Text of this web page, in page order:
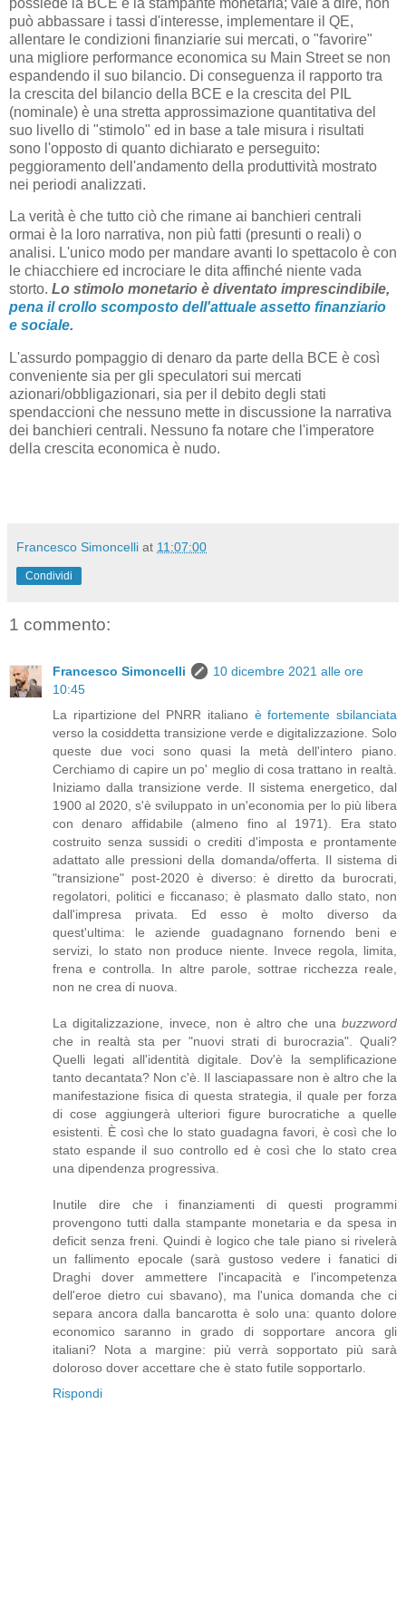
può abbassare i tassi d'interesse, implementare il QE,
allentare le condizioni finanziarie sui mercati, o "favorire"
una migliore performance economica su Main Street se non
espandendo il suo bilancio. Di conseguenza il rapporto tra
la crescita del bilancio della BCE e la crescita del PIL
(nominale) è una stretta approssimazione quantitativa del
suo livello di "stimolo" ed in base a tale misura i risultati
sono l'opposto di quanto dichiarato e perseguito:
peggioramento dell'andamento della produttività mostrato
nei periodi analizzati.
La verità è che tutto ciò che rimane ai banchieri centrali
ormai è la loro narrativa, non più fatti (presunti o reali) o
analisi. L'unico modo per mandare avanti lo spettacolo è con
le chiacchiere ed incrociare le dita affinché niente vada
storto. Lo stimolo monetario è diventato imprescindibile,
pena il crollo scomposto dell'attuale assetto finanziario
e sociale.
L'assurdo pompaggio di denaro da parte della BCE è così
conveniente sia per gli speculatori sui mercati
azionari/obbligazionari, sia per il debito degli stati
spendaccioni che nessuno mette in discussione la narrativa
dei banchieri centrali. Nessuno fa notare che l'imperatore
della crescita economica è nudo.
Francesco Simoncelli at 11:07:00
Condividi
1 commento:
Francesco Simoncelli
10 dicembre 2021 alle ore
10:45
La ripartizione del PNRR italiano è fortemente sbilanciata
verso la cosiddetta transizione verde e digitalizzazione. Solo
queste due voci sono quasi la metà dell'intero piano.
Cerchiamo di capire un po' meglio di cosa trattano in realtà.
Iniziamo dalla transizione verde. Il sistema energetico, dal
1900 al 2020, s'è sviluppato in un'economia per lo più libera
con denaro affidabile (almeno fino al 1971). Era stato
costruito senza sussidi o crediti d'imposta e prontamente
adattato alle pressioni della domanda/offerta. Il sistema di
"transizione" post-2020 è diverso: è diretto da burocrati,
regolatori, politici e ficcanaso; è plasmato dallo stato, non
dall'impresa privata. Ed esso è molto diverso da
quest'ultima: le aziende guadagnano fornendo beni e
servizi, lo stato non produce niente. Invece regola, limita,
frena e controlla. In altre parole, sottrae ricchezza reale,
non ne crea di nuova.
La digitalizzazione, invece, non è altro che una buzzword
che in realtà sta per "nuovi strati di burocrazia". Quali?
Quelli legati all'identità digitale. Dov'è la semplificazione
tanto decantata? Non c'è. Il lasciapassare non è altro che la
manifestazione fisica di questa strategia, il quale per forza
di cose aggiungerà ulteriori figure burocratiche a quelle
esistenti. È così che lo stato guadagna favori, è così che lo
stato espande il suo controllo ed è così che lo stato crea
una dipendenza progressiva.
Inutile dire che i finanziamenti di questi programmi
provengono tutti dalla stampante monetaria e da spesa in
deficit senza freni. Quindi è logico che tale piano si rivelerà
un fallimento epocale (sarà gustoso vedere i fanatici di
Draghi dover ammettere l'incapacità e l'incompetenza
dell'eroe dietro cui sbavano), ma l'unica domanda che ci
separa ancora dalla bancarotta è solo una: quanto dolore
economico saranno in grado di sopportare ancora gli
italiani? Nota a margine: più verrà sopportato più sarà
doloroso dover accettare che è stato futile sopportarlo.
Rispondi